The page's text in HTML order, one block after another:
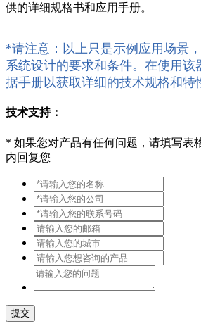
供的详细规格书和应用手册。
*请注意：以上只是示例应用场景
系统设计的要求和条件。在使用该
据手册以获取详细的技术规格和特
技术支持：
* 如果您对产品有任何问题，请填写表
内回复您
提交